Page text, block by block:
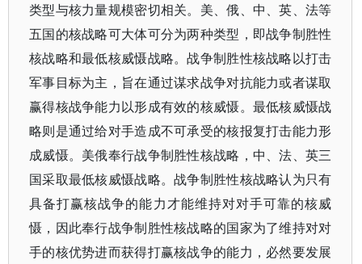
类型与核力量规模密切相关。美、俄、中、英、法等
五国的核战略可大体可分为两种类型，即战争制胜性
核战略和最低核威慑战略。战争制胜性核战略以打击
军事目标为主，旨在通过谋求战争对抗能力或者谋取
赢得核战争能力以形成有效的核威慑。最低核威慑战
略则是通过给对手造成不可承受的核报复打击能力形
成威慑。美俄奉行战争制胜性核战略，中、法、英三
国采取最低核威慑战略。战争制胜性核战略认为只有
具备打赢核战争的能力才能维持对对手可靠的核威
慑，因此奉行战争制胜性核战略的国家为了维持对对
手的核优势进而获得打赢核战争的能力，必然要发展